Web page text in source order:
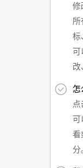
修
所
标
可
改
怎
可
看
分